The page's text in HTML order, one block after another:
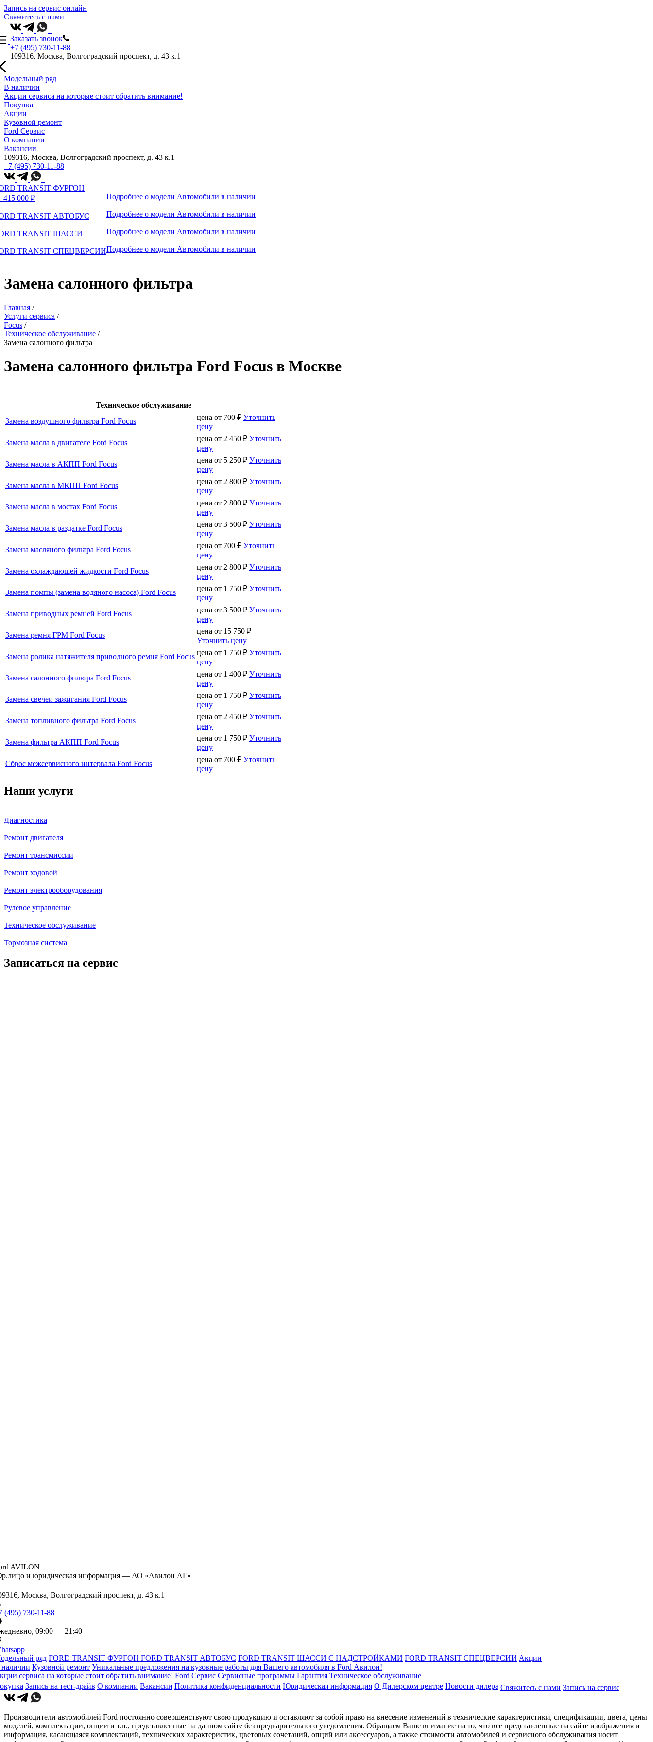
Запись на сервис онлайн
Свяжитесь с нами
Заказать звонок
+7 (495) 730-11-88
109316, Москва, Волгоградский проспект, д. 43 к.1
Модельный ряд
В наличии
Акции сервиса на которые стоит обратить внимание!
Покупка
Акции
Кузовной ремонт
Ford Сервис
О компании
Вакансии
109316, Москва, Волгоградский проспект, д. 43 к.1
+7 (495) 730-11-88
TRANSIT ФУРГОН
415 000 ₽
TRANSIT АВТОБУС
TRANSIT ШАССИ
TRANSIT СПЕЦВЕРСИИ
Подробнее о модели Автомобили в наличии
Подробнее о модели Автомобили в наличии
Подробнее о модели Автомобили в наличии
Подробнее о модели Автомобили в наличии
Замена салонного фильтра
Главная /
Услуги сервиса /
Focus /
Техническое обслуживание /
Замена салонного фильтра
Замена салонного фильтра Ford Focus в Москве
Техническое обслуживание
Замена воздушного фильтра Ford Focus
цена от 700 ₽ Уточнить
цену
Замена масла в двигателе Ford Focus
цена от 2 450 ₽ Уточнить
цену
Замена масла в АКПП Ford Focus
цена от 5 250 ₽ Уточнить
цену
Замена масла в МКПП Ford Focus
цена от 2 800 ₽ Уточнить
цену
Замена масла в мостах Ford Focus
цена от 2 800 ₽ Уточнить
цену
Замена масла в раздатке Ford Focus
цена от 3 500 ₽ Уточнить
цену
Замена масляного фильтра Ford Focus
цена от 700 ₽ Уточнить
цену
Замена охлаждающей жидкости Ford Focus
цена от 2 800 ₽ Уточнить
цену
Замена помпы (замена водяного насоса) Ford Focus
цена от 1 750 ₽ Уточнить
цену
Замена приводных ремней Ford Focus
цена от 3 500 ₽ Уточнить
цену
Замена ремня ГРМ Ford Focus
цена от 15 750 ₽
Уточнить цену
Замена ролика натяжителя приводного ремня Ford Focus цена от 1 750 ₽ Уточнить
цену
Замена салонного фильтра Ford Focus
цена от 1 400 ₽ Уточнить
цену
Замена свечей зажигания Ford Focus
цена от 1 750 ₽ Уточнить
цену
Замена топливного фильтра Ford Focus
цена от 2 450 ₽ Уточнить
цену
Замена фильтра АКПП Ford Focus
цена от 1 750 ₽ Уточнить
цену
Сброс межсервисного интервала Ford Focus
цена от 700 ₽ Уточнить
цену
Наши услуги
Диагностика
Ремонт двигателя
Ремонт трансмиссии
Ремонт ходовой
Ремонт электрооборудования
Рулевое управление
Техническое обслуживание
Тормозная система
Записаться на сервис
AVILON
и юридическая информация — АО «Авилон АГ»
Москва, Волгоградский проспект, д. 43 к.1
(495) 730-11-88
09:00 — 21:40
ряд FORD TRANSIT ФУРГОН FORD TRANSIT АВТОБУС FORD TRANSIT ШАССИ С НАДСТРОЙКАМИ FORD TRANSIT СПЕЦВЕРСИИ Акции
Кузовной ремонт Уникальные предложения на кузовные работы для Вашего автомобиля в Ford Авилон!
сервиса на которые стоит обратить внимание! Ford Сервис Сервисные программы Гарантия Техническое обслуживание
Запись на тест-драйв О компании Вакансии Политика конфиденциальности Юридическая информация О Дилерском центре Новости дилера Свяжитесь с нами Запись на сервис
Производители автомобилей Ford постоянно совершенствуют свою продукцию и оставляют за собой право на внесение изменений в технические характеристики, спецификации, цвета, цены
моделей, комплектации, опции и т.п., представленные на данном сайте без предварительного уведомления. Обращаем Ваше внимание на то, что все представленные на сайте изображения и
информация, касающаяся комплектаций, технических характеристик, цветовых сочетаний, опций или аксессуаров, а также стоимости автомобилей и сервисного обслуживания носит